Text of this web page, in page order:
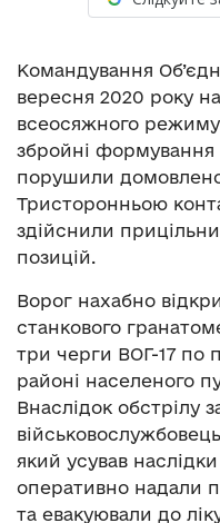
Командування
вересня 2020 року
всеосяжного
збройні формування
порушили
Тристоронньою
здійснили
позицій.
Ворог нахабно
станкового
три черги ВОГ-17 по
районі населеного
Внаслідок обстрілу
який усував
оперативно надали
та евакуювали до